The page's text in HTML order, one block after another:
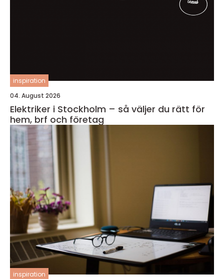
inspiration
04. August 2026
Elektriker i Stockholm – så väljer du rätt för
hem, brf och företag
inspiration